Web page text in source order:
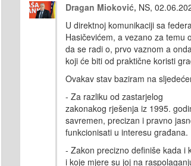
Dragan Mioković, NS,
U direktnoj komunikaciji sa
Hasičevićem, a vezano za temu
da se radi o, prvo vaznom a
koji će biti od praktične koristi
Ovakav stav baziram na
- Za razliku od zastarjelog
zakonakog rješenja iz1995.
savremen, precizan i pravno
funkcionisatiu interesu građana.
- Zakon precizno definiše kada i
i koje mjere su joj na